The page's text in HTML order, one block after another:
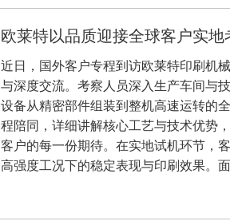
欧莱特以品质迎接全球客户实地
近日，国外客户专程到访欧莱特印刷机
与深度交流。考察人员深入生产车间与
设备从精密部件组装到整机高速运转的
程陪同，详细讲解核心工艺与技术优势
客户的每一份期待。在实地试机环节，
高强度工况下的稳定表现与印刷效果。